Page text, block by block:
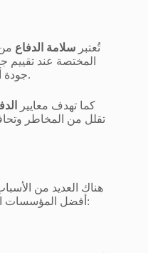
تُعتبر سلامة الدفاع
المختصة عند تقييم
جودة أنظمة الحماية وفعالية خطط الطوارئ.
كما تهدف معايير
تقلل من المخاطر
هناك العديد من
أفضل المؤسسات المتخصصة في هذا المجال، ومن أهمها: